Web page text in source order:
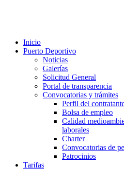
Inicio
Puerto Deportivo
Noticias
Galerías
Solicitud General
Portal de transparencia
Convocatorias y trámites
Perfil del
Bolsa de empleo
Calidad
laborales
Charter
Convocatorias de
Patrocinios
Tarifas